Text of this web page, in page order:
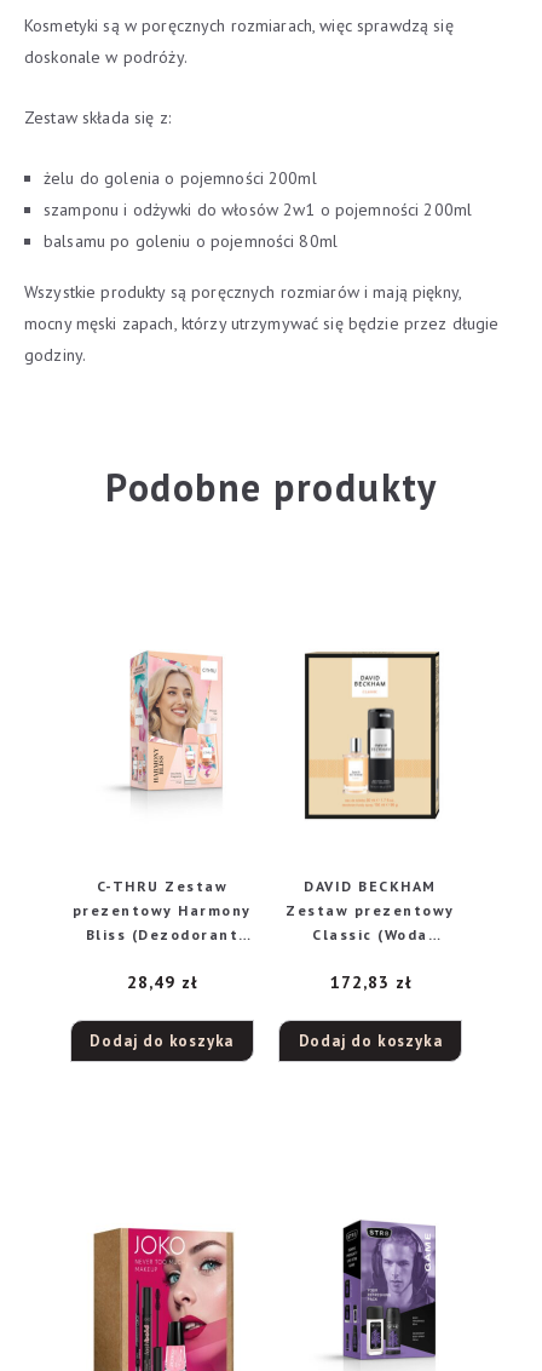
Kosmetyki są w poręcznych rozmiarach, więc sprawdzą się
doskonale w podróży.
Zestaw składa się z:
żelu do golenia o pojemności 200ml
szamponu i odżywki do włosów 2w1 o pojemności 200ml
balsamu po goleniu o pojemności 80ml
Wszystkie produkty są poręcznych rozmiarów i mają piękny,
mocny męski zapach, którzy utrzymywać się będzie przez długie
godziny.
Podobne produkty
C-THRU Zestaw
prezentowy Harmony
Bliss (Dezodorant
75ml+Żel pod
28,49 zł
Dodaj do koszyka
DAVID BECKHAM
Zestaw prezentowy
Classic (Woda
50ml+Dezodorant
172,83 zł
Dodaj do koszyka